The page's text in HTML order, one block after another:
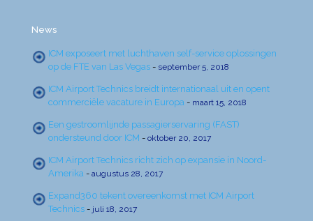
News
ICM exposeert met luchthaven self-service oplossingen
op de FTE van Las Vegas - september 5, 2018
ICM Airport Technics breidt internationaal uit en opent
commerciële vacature in Europa - maart 15, 2018
Een gestroomlijnde passagierservaring (FAST)
ondersteund door ICM - oktober 20, 2017
ICM Airport Technics richt zich op expansie in Noord-
Amerika - augustus 28, 2017
Expand360 tekent overeenkomst met ICM Airport
Technics - juli 18, 2017